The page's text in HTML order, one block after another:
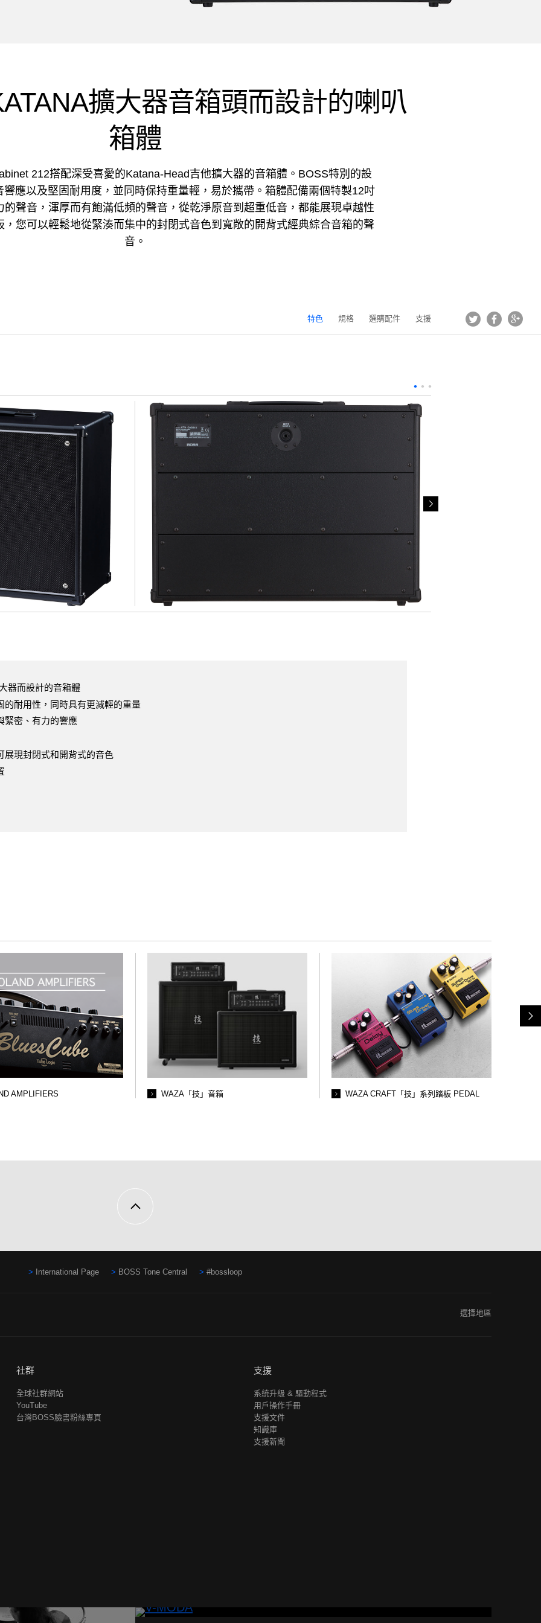
擴大器音箱頭而設計的喇叭
箱體
212搭配深受喜愛的Katana-Head吉他擴大器的音箱體。BOSS特別的設
應以及堅固耐用度，並同時保持重量輕，易於攜帶。箱體配備兩個特製12吋
的聲音，渾厚而有飽滿低頻的聲音，從乾淨原音到超重低音，都能展現卓越性
，您可以輕鬆地從緊湊而集中的封閉式音色到寬敞的開背式經典綜合音箱的聲
音。
特色 規格 選購配件 支援 Tweet Facebook
• • •
器而設計的音箱體
的耐用性，同時具有更減輕的重量
緊密、有力的響應
展現封閉式和開背式的音色
AMPLIFIERS WAZA「技」音箱 WAZA CRAFT「技」系列踏板 PEDAL
International Page BOSS Tone Central #bossloop
選擇地區
社群
全球社群網站
YouTube
台灣BOSS臉書粉絲專頁
支援
系統升級 & 驅動程式
用戶操作手冊
支援文件
知識庫
支援新聞